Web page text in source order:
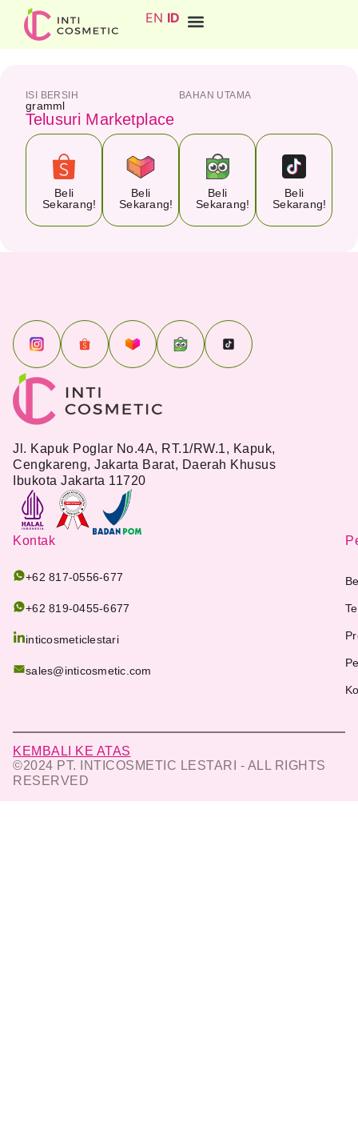
EN ID
ISI BERSIH
gramml
BAHAN UTAMA
Telusuri Marketplace
Beli
Sekarang!
Beli
Sekarang!
Beli
Sekarang!
Beli
Sekarang!
Jl. Kapuk Poglar No.4A, RT.1/RW.1, Kapuk,
Cengkareng, Jakarta Barat, Daerah Khusus
Ibukota Jakarta 11720
Kontak
+62 817-0556-677
+62 819-0455-6677
inticosmeticlestari
sales@inticosmetic.com
KEMBALI KE ATAS
©2024 PT. INTICOSMETIC LESTARI - ALL RIGHTS
RESERVED